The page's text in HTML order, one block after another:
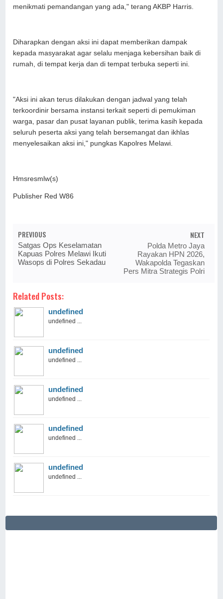
menikmati pemandangan yang ada," terang AKBP Harris.
Diharapkan dengan aksi ini dapat memberikan dampak
kepada masyarakat agar selalu menjaga kebersihan baik di
rumah, di tempat kerja dan di tempat terbuka seperti ini.
"Aksi ini akan terus dilakukan dengan jadwal yang telah
terkoordinir bersama instansi terkait seperti di pemukiman
warga, pasar dan pusat layanan publik, terima kasih kepada
seluruh peserta aksi yang telah bersemangat dan ikhlas
menyelesaikan aksi ini," pungkas Kapolres Melawi.
Hmsresmlw(s)
Publisher Red W86
PREVIOUS
Satgas Ops Keselamatan
Kapuas Polres Melawi Ikuti
Wasops di Polres Sekadau
NEXT
Polda Metro Jaya
Rayakan HPN 2026,
Wakapolda Tegaskan
Pers Mitra Strategis Polri
Related Posts:
undefined
undefined ...
undefined
undefined ...
undefined
undefined ...
undefined
undefined ...
undefined
undefined ...